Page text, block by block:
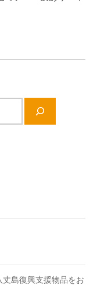
島復興支援物品をお